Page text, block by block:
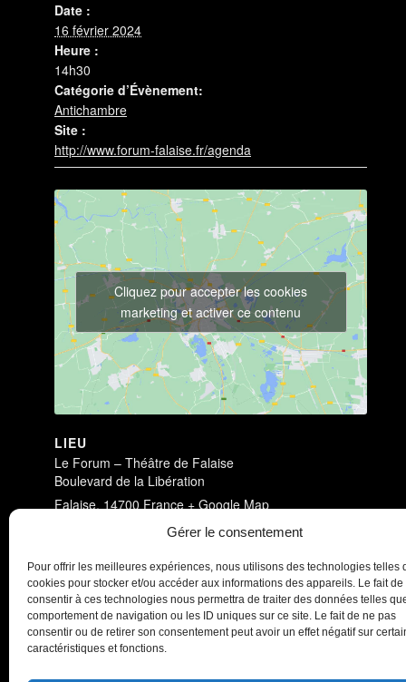
Gérer le consentement
Pour offrir les meilleures expériences, nous utilisons des technologies telles
cookies pour stocker et/ou accéder aux informations des appareils. Le fait de
consentir à ces technologies nous permettra de traiter des données telles
comportement de navigation ou les ID uniques sur ce site. Le fait de ne pas
consentir ou de retirer son consentement peut avoir un effet négatif sur
caractéristiques et fonctions.
Date :
16 février 2024
Heure :
14h30
Catégorie d’Évènement:
Antichambre
Site :
http://www.forum-falaise.fr/agenda
LIEU
Le Forum – Théâtre de Falaise
Boulevard de la Libération
Falaise, 14700 France + Google Map
Cliquez pour accepter les cookies
marketing et activer ce contenu
Antichambre Antichambre